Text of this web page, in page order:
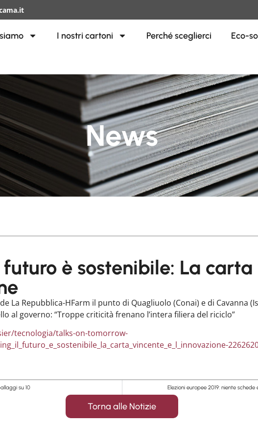
I nostri cartoni Perché sceglierci Eco-
News
è sostenibile: La
La Repubblica-HFarm il punto di Quagliuolo (Conai) e di Cavanna
al governo: “Troppe criticità frenano l’intera filiera del riciclo”
tecnologia/talks-on-tomorrow-
su 10 Elezioni europee 2019: niente
Torna alle Notizie